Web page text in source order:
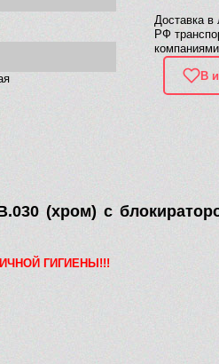
Доставка в
РФ
компаниями
В
(хром) с
ГИГИЕНЫ!!!